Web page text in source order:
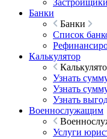
Застройщики
Банки
Банки
Список
Калькулятор
Узнать
Узнать
Узнать
Военнослужащим
Услуги